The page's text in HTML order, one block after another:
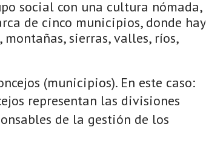
social con una cultura nómada,
de cinco municipios, donde hay
sierras, valles, ríos,
(municipios). En este caso:
representan las divisiones
de la gestión de los